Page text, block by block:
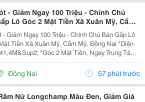
- Giảm Ngay 100 Triệu - Chính Chủ
Lô Góc 2 Mặt Tiền Xã Xuân Mỹ, Cẩm
Nai
- Giảm Ngay 100 Triệu - Chính Chủ Bán Gấp Lô
Tiền Xã Xuân Mỹ, Cẩm Mỹ, Đồng Nai *Diện
*Góc 2 Mặt Tiền, Ngay Trung Tâm,
Kinh Doanh Đa Ngành Nghề. Cách Quốc Lộ
Khoảng 400M. *Pháp Lý Sổ Hồng...
Đồng Nai 57 phút trước
Nữ Longchamp Màu Đen, Giảm Giá